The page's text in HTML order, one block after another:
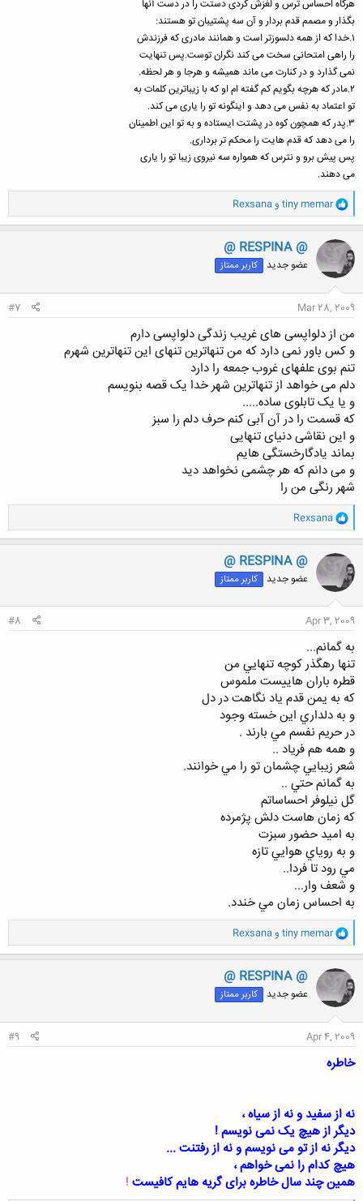
هرگاه احساس ترس و لغزش کردی دستت را در دست آنها
بگذار و مصمم قدم بردار و آن سه پشتیبان تو هستند:
۱.خدا که از همه دلسوزتر است و همانند مادری که فرزندش
را راهی امتحانی سخت می کند نگران توست.پس تنهایت
نمی گذارد و در کنارت می ماند همیشه و هرجا و هر لحظه.
۲.مادر که هرچه بگویم کم گفته ام او که با زیباترین کلمات به
تو اعتماد به نفس می دهد و اینگونه تو را یاری می کند.
۳.پدر که همچون کوه در پشتت ایستاده و به تو این اطمینان
را می دهد که قدم هایت را محکم تر برداری.
پس پیش برو و نترس که همواره سه نیروی زیبا تو را یاری
می دهند.
و
ا
ک
ن
ش
ه
ا
tiny memar وRexsana
@ RESPINA @
عضو جدید کاربر ممتاز
Mar 28, 2009
#7
من از دلواپسی های غریب زندگی دلواپسی دارم
و کس باور نمی دارد که من تنهاترین تنهای این تنهاترین شهرم
تنم بوی علفهای غروب جمعه را دارد
دلم می خواهد از تنهاترین شهر خدا یک قصه بنویسم
و یا یک تابلوی ساده.....
که قسمت را در آن آبی کنم حرف دلم را سبز
و این نقاشی دنیای تنهایی
بماند یادگارخستگی هایم
و می دانم که هر چشمی نخواهد دید
شهر رنگی من را
و
ا
ک
ن
ش
ه
ا
Rexsana
@ RESPINA @
عضو جدید کاربر ممتاز
Apr 3, 2009
#8
به گمانم...
تنها رهگذر كوچه تنهايي من
قطره باران هاييست ملموس
كه به يمن قدم ياد نگاهت در دل
و به دلداري اين خسته وجود
در حريم نفسم مي بارند .
و همه هم فرياد ..
شعر زيبايي چشمان تو را مي خوانند.
به گمانم حتي ..
گل نيلوفر احساساتم
كه زمان هاست دلش پژمرده
به اميد حضور سبزت
و به روياي هوايي تازه
مي رود تا فردا..
و شعف وار...
به احساس زمان مي خندد.
و
ا
ک
ن
ش
ه
ا
tiny memar وRexsana
@ RESPINA @
عضو جدید کاربر ممتاز
Apr 4, 2009
#9
خاطره
نه از سفید و نه از سیاه ،
دیگر از هیچ یک نمی نویسم !
دیگر نه از تو می نویسم و نه از رفتنت ...
هیچ کدام را نمی خواهم ،
همین چند سال خاطره برای گریه هایم کافیست !